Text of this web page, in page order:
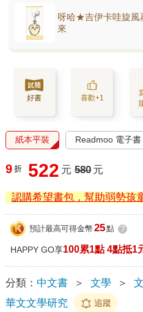
呀哈★吉伊卡哇旋風
來
好書 喜歡+1
紙本平裝 Readmoo 電子書
9 折 522 元 580 元
認購希望書包，幫助弱勢孩
預計最高可得金幣 25點 ?
HAPPY GO享100累1點 4點抵1
分類： 中文書 ＞ 文學 ＞
華文文學研究
追蹤